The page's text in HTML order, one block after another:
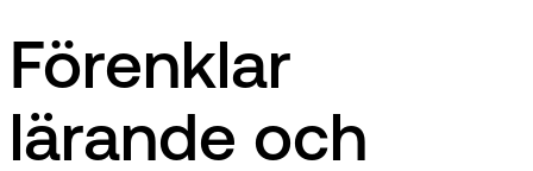
Förenklar
lärande och